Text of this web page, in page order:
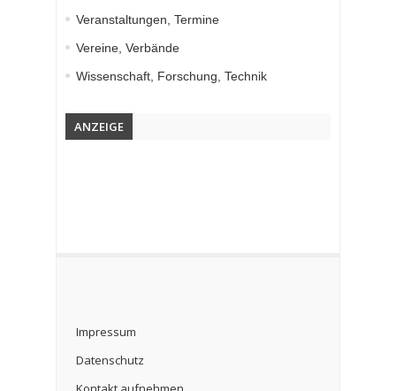
Veranstaltungen, Termine
Vereine, Verbände
Wissenschaft, Forschung, Technik
ANZEIGE
Impressum
Datenschutz